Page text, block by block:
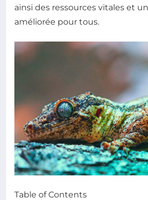
ainsi des ressources vitales et
améliorée pour tous.
Table of Contents